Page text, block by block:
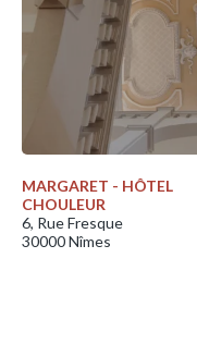
MARGARET - HÔTEL
CHOULEUR
6, Rue Fresque
30000 Nîmes